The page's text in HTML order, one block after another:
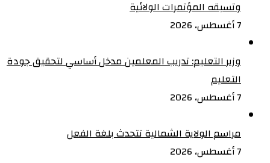
وتسبقه المؤتمرات الولائية
7 أغسطس، 2026
وزير التعليم: تدريب المعلمين مدخل أساسي لتحقيق جودة
التعليم
7 أغسطس، 2026
مراسم الولاية الشمالية تتحدث بلغة الفعل
7 أغسطس، 2026